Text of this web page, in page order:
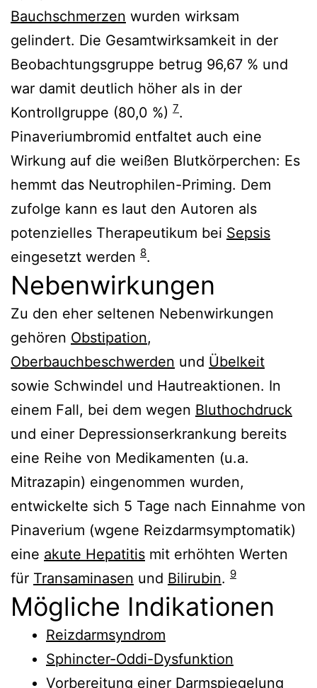
Bauchschmerzen wurden wirksam
gelindert. Die Gesamtwirksamkeit in der
Beobachtungsgruppe betrug 96,67 % und
war damit deutlich höher als in der
Kontrollgruppe (80,0 %) 7.
Pinaveriumbromid entfaltet auch eine
Wirkung auf die weißen Blutkörperchen: Es
hemmt das Neutrophilen-Priming. Dem
zufolge kann es laut den Autoren als
potenzielles Therapeutikum bei Sepsis
eingesetzt werden 8.
Nebenwirkungen
Zu den eher seltenen Nebenwirkungen
gehören Obstipation,
Oberbauchbeschwerden und Übelkeit
sowie Schwindel und Hautreaktionen. In
einem Fall, bei dem wegen Bluthochdruck
und einer Depressionserkrankung bereits
eine Reihe von Medikamenten (u.a.
Mitrazapin) eingenommen wurden,
entwickelte sich 5 Tage nach Einnahme von
Pinaverium (wgene Reizdarmsymptomatik)
eine akute Hepatitis mit erhöhten Werten
für Transaminasen und Bilirubin. 9
Mögliche Indikationen
Reizdarmsyndrom
Sphincter-Oddi-Dysfunktion
Vorbereitung einer Darmspiegelung